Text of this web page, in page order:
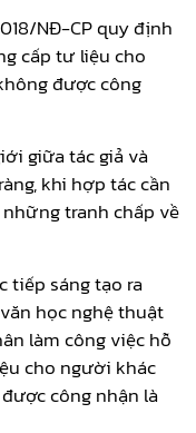
NĐ-CP quy định
cấp tư liệu cho
được công
giữa tác giả và
khi hợp tác cần
tranh chấp về
tiếp sáng tạo ra
học nghệ thuật
làm công việc hỗ
cho người khác
công nhận là